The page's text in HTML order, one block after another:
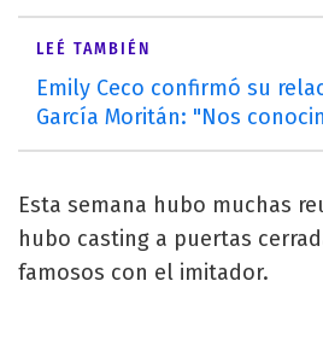
LEÉ TAMBIÉN
Emily Ceco confirmó su
García Moritán: "Nos
Esta semana hubo muchas
hubo casting a puertas
famosos con el imitador.